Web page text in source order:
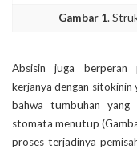
Gambar 1.
Absisin juga berperan
kerjanya dengan
bahwa tumbuhan yang
stomata menutup
proses terjadinya